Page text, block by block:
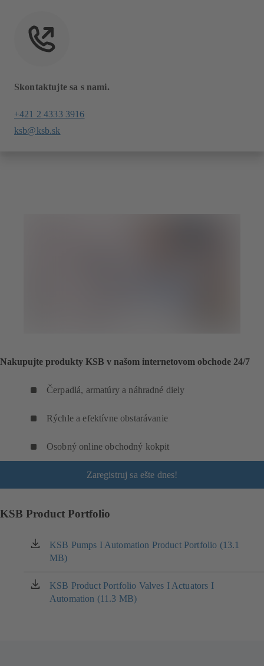
Skontaktujte sa s nami.
+421 2 4333 3916
ksb@ksb.sk
Nakupujte produkty KSB v našom internetovom obchode 24/7
Čerpadlá, armatúry a náhradné diely
Rýchle a efektívne obstarávanie
Osobný online obchodný kokpit
Zaregistruj sa ešte dnes!
KSB Product Portfolio
KSB Pumps I Automation Product Portfolio (13.1
MB)
(otvára
sa
v
novom
okne)
KSB Product Portfolio Valves I Actuators I
Automation (11.3 MB)
(otvára
sa